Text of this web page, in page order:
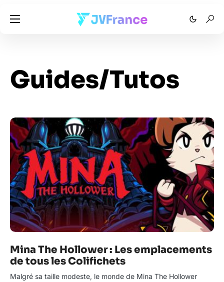
Guides/Tutos
Mina The Hollower : Les emplacements
de tous les Colifichets
Malgré sa taille modeste, le monde de Mina The Hollower